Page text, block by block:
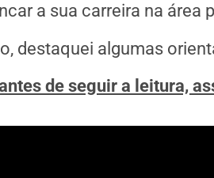
a sua carreira na área
destaquei algumas
de seguir a leitura,